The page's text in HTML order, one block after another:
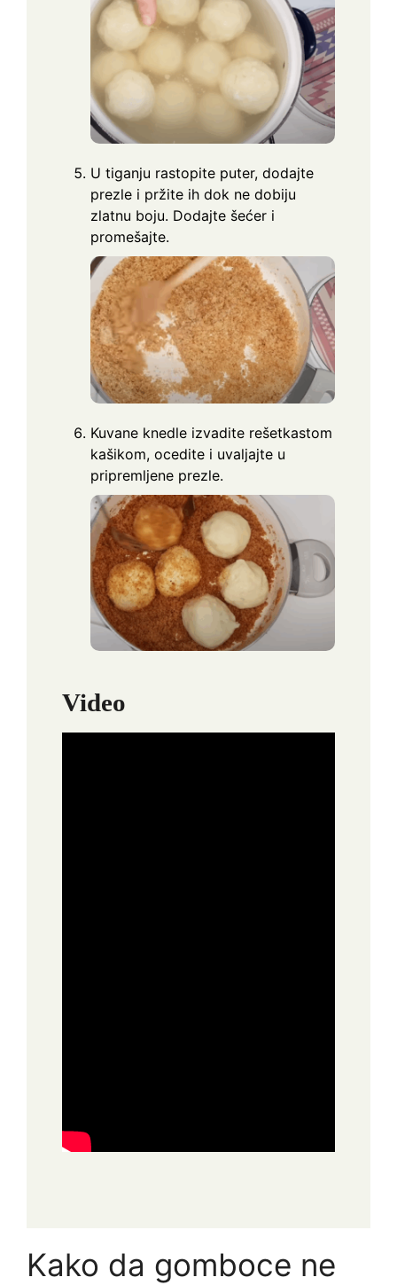
U tiganju rastopite puter, dodajte
prezle i pržite ih dok ne dobiju
zlatnu boju. Dodajte šećer i
promešajte.
Kuvane knedle izvadite rešetkastom
kašikom, ocedite i uvaljajte u
pripremljene prezle.
Video
Kako da gomboce ne